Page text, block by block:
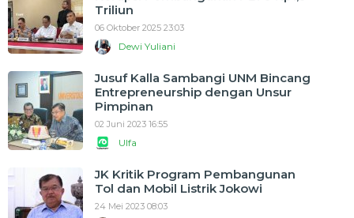
Triliun
06 Oktober 2025 23:03
Dewi Yuliani
Jusuf Kalla Sambangi UNM Bincang
Entrepreneurship dengan Unsur
Pimpinan
02 Juni 2023 16:55
Ulfa
JK Kritik Program Pembangunan
Tol dan Mobil Listrik Jokowi
24 Mei 2023 08:03